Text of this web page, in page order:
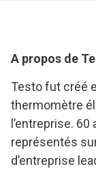
A propos de
Testo fut créé
thermomètre
l’entreprise.
représentés
d’entreprise